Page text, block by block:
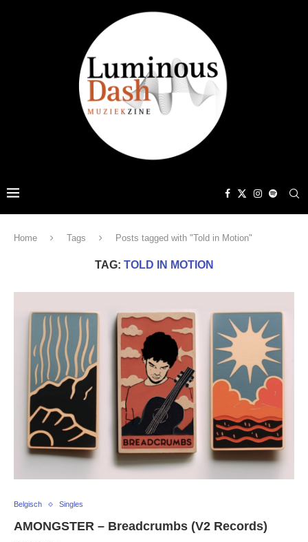
Home Tags Posts tagged with "Told in Motion"
TAG: TOLD IN MOTION
Belgisch Singles
AMONGSTER – Breadcrumbs (V2 Records)